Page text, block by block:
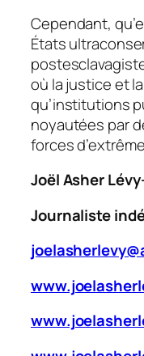
Cependant,
États
où la justice et
qu’institutions
noyautées par
forces
Joël Asher
Journaliste